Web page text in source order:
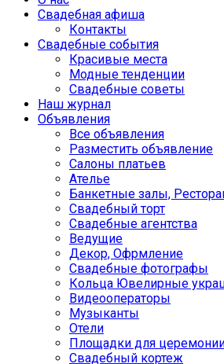
Свадебная афиша
Контакты
Свадебные события
Красивые места
Модные тенденции
Свадебные советы
Наш журнал
Объявления
Все объявления
Разместить объявление
Салоны платьев
Ателье
Банкетные залы,
Свадебный торт
Свадебные агентства
Ведущие
Декор, Офрмление
Свадебные фотографы
Кольца Ювелирные
Видеооператоры
Музыканты
Отели
Площадки для
Свадебный кортеж